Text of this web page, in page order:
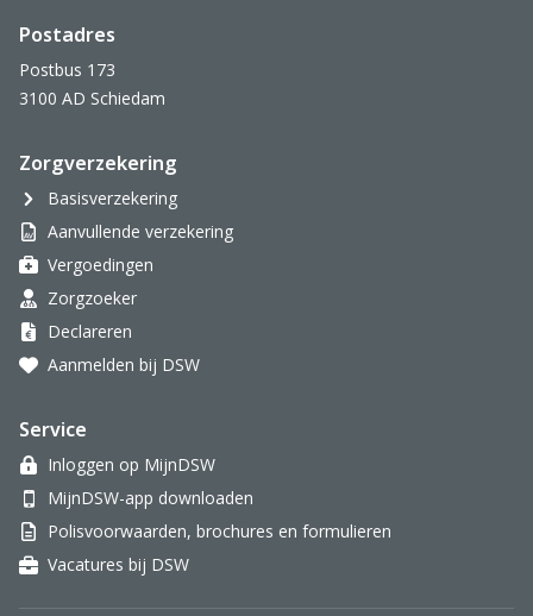
Postadres
Postbus 173
3100 AD Schiedam
Zorgverzekering
Basisverzekering
Aanvullende verzekering
Vergoedingen
Zorgzoeker
Declareren
Aanmelden bij DSW
Service
Inloggen op MijnDSW
MijnDSW-app downloaden
Polisvoorwaarden, brochures en formulieren
Vacatures bij DSW